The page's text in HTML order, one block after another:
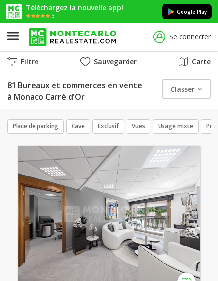
Téléchargez la nouvelle app!
5
Google Play
Se connecter
Filtre Sauvegarder Carte
81 Bureaux et commerces en vente
à Monaco Carré d'Or
Classer
Place de parking Cave Exclusif Vues Usage mixte